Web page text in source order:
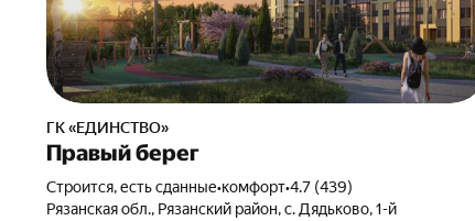
ГК «ЕДИНСТВО»
Правый берег
Строится, есть сданные•комфорт•4.7 (439)
Рязанская обл., Рязанский район, с. Дядьково, 1-й